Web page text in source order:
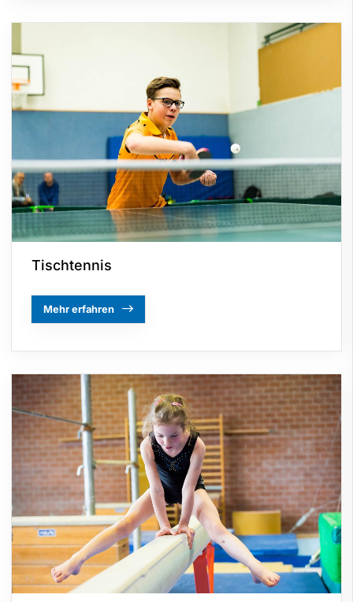
Tischtennis
Mehr erfahren